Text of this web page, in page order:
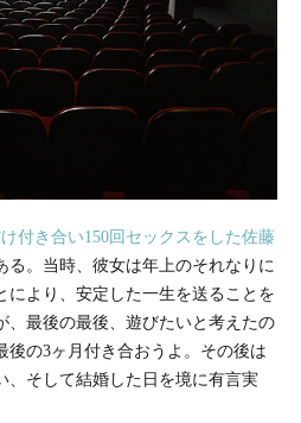
け付き合い150回セックスをした佐藤
る。当時、彼女は年上のそれなりに
により、安定した一生を送ることを
、最後の最後、遊びたいと考えたの
後の3ヶ月付き合おうよ。その後は
、そして結婚した日を境に有言実